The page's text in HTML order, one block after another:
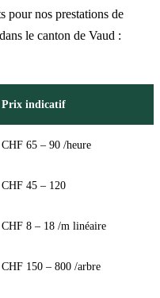
pour nos prestations de
le canton de Vaud :
Prix indicatif
CHF 65 – 90 /heure
CHF 45 – 120
CHF 8 – 18 /m linéaire
CHF 150 – 800 /arbre